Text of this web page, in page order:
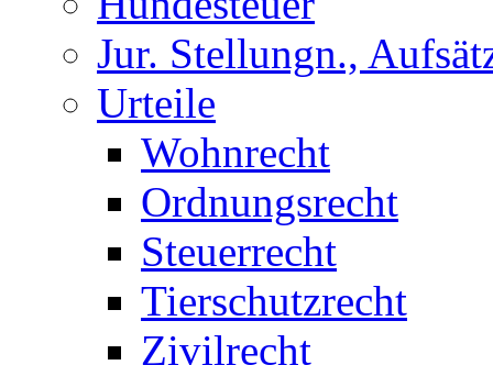
Jur. Stellungn.,
Urteile
Wohnrecht
Ordnungsrecht
Steuerrecht
Tierschutzrecht
Zivilrecht